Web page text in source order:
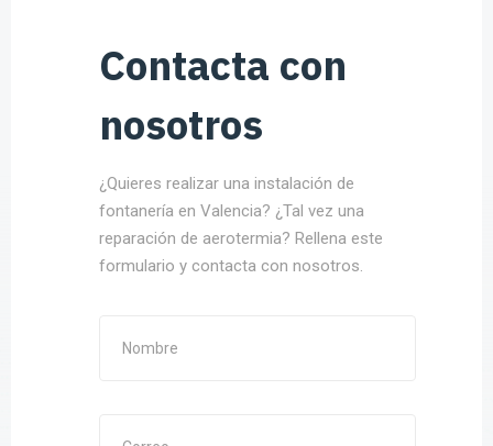
Contacta con
nosotros
¿Quieres realizar una instalación de
fontanería en Valencia? ¿Tal vez una
reparación de aerotermia? Rellena este
formulario y contacta con nosotros.